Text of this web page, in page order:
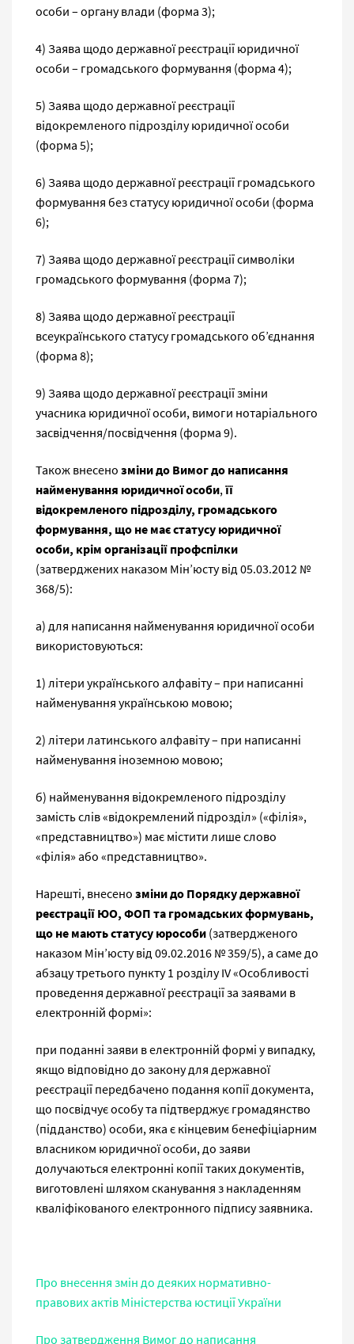
особи – органу влади (форма 3);
4) Заява щодо державної реєстрації юридичної
особи – громадського формування (форма 4);
5) Заява щодо державної реєстрації
відокремленого підрозділу юридичної особи
(форма 5);
6) Заява щодо державної реєстрації громадського
формування без статусу юридичної особи (форма
6);
7) Заява щодо державної реєстрації символіки
громадського формування (форма 7);
8) Заява щодо державної реєстрації
всеукраїнського статусу громадського об’єднання
(форма 8);
9) Заява щодо державної реєстрації зміни
учасника юридичної особи, вимоги нотаріального
засвідчення/посвідчення (форма 9).
Також внесено зміни до Вимог до написання
найменування юридичної особи,її
відокремленого підрозділу, громадського
формування, що не має статусу юридичної
особи, крім організації профспілки
(затверджених наказом Мін’юсту від 05.03.2012 №
368/5):
а) для написання найменування юридичної особи
використовуються:
1) літери українського алфавіту – при написанні
найменування українською мовою;
2) літери латинського алфавіту – при написанні
найменування іноземною мовою;
б) найменування відокремленого підрозділу
замість слів «відокремлений підрозділ» («філія»,
«представництво») має містити лише слово
«філія» або «представництво».
Нарешті, внесено зміни до Порядку державної
реєстрації ЮО, ФОП та громадських формувань,
що не мають статусу юрособи (затвердженого
наказом Мін’юсту від 09.02.2016 № 359/5), а саме до
абзацу третього пункту 1 розділу IV «Особливості
проведення державної реєстрації за заявами в
електронній формі»:
при поданні заяви в електронній формі у випадку,
якщо відповідно до закону для державної
реєстрації передбачено подання копії документа,
що посвідчує особу та підтверджує громадянство
(підданство) особи, яка є кінцевим бенефіціарним
власником юридичної особи, до заяви
долучаються електронні копії таких документів,
виготовлені шляхом сканування з накладенням
кваліфікованого електронного підпису заявника.
Про внесення змін до деяких нормативно-
правових актів Міністерства юстиції України
Про затвердження Вимог до написання